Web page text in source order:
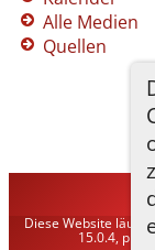
Alle Medien
Quellen
Diese Website läuft
15.0.4,